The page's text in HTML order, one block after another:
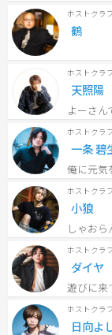
ホストクラ
鶴
ホストクラ
天照陽
ホストクラ
一条 碧
ホストクラ
小狼
しゃお
ホストクラ
ダイヤ
遊びに
ホストクラ
日向よ